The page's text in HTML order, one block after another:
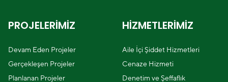
PROJELERİMİZ
Devam Eden Projeler
Gerçekleşen Projeler
Planlanan Projeler
HİZMETLERİMİZ
Aile İçi Şiddet Hizmetleri
Cenaze Hizmeti
Denetim ve Şeffaflık